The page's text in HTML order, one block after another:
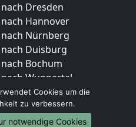
Dresden
Hannover
Nürnberg
Duisburg
Bochum
Wuppertal
Bielefeld
Bonn
nach Münster
Cookies um die
zu verbessern.
notwendige Cookies